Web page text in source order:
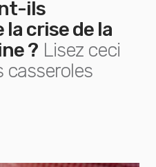
ils
la crise de la
? Lisez ceci
casseroles